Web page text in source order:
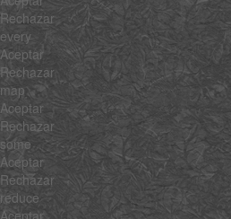
Rechazar
every
Aceptar
Rechazar
map
Aceptar
Rechazar
some
Aceptar
Rechazar
reduce